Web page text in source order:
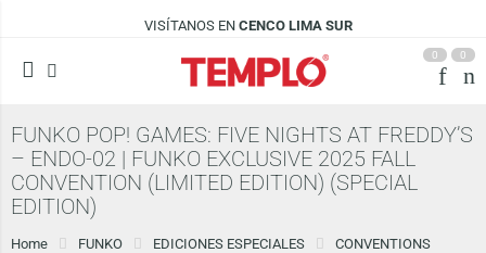
VISÍTANOS ENCENCO LIMA SUR
0 0
FUNKO POP! GAMES: FIVE NIGHTS AT FREDDY’S
– ENDO-02 | FUNKO EXCLUSIVE 2025 FALL
CONVENTION (LIMITED EDITION) (SPECIAL
EDITION)
Home FUNKO EDICIONES ESPECIALES CONVENTIONS